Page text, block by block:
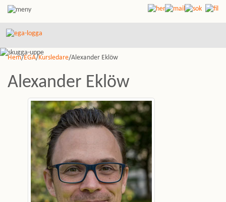
Hem/EGA/Kursledare/Alexander Eklöw
Alexander Eklöw